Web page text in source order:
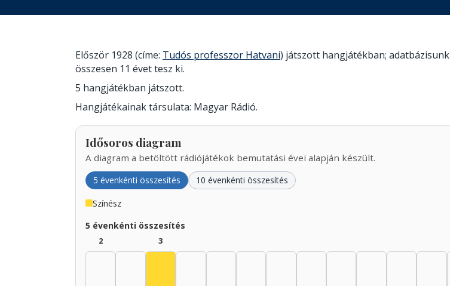
Először 1928 (címe: Tudós professzor Hatvani) játszott hangjátékban;
összesen 11 évet tesz ki.
5 hangjátékban játszott.
Hangjátékainak társulata: Magyar Rádió.
Idősoros diagram
A diagram a betöltött rádiójátékok bemutatási évei alapján készült.
5 évenkénti összesítés 10 évenkénti összesítés
Színész
5 évenkénti összesítés
2 3